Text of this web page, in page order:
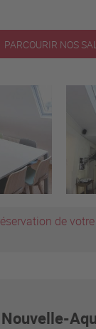
PARCOURIR NOS
de